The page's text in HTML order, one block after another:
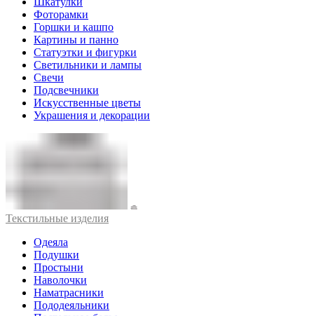
Фоторамки
Горшки и кашпо
Картины и панно
Статуэтки и фигурки
Светильники и лампы
Свечи
Подсвечники
Искусственные цветы
Украшения и декорации
Текстильные изделия
Одеяла
Подушки
Простыни
Наволочки
Наматрасники
Пододеяльники